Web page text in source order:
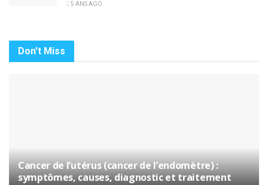
5 ANS AGO
Don't Miss
Cancer de l’utérus (cancer de l’endomètre) :
symptômes, causes, diagnostic et traitement